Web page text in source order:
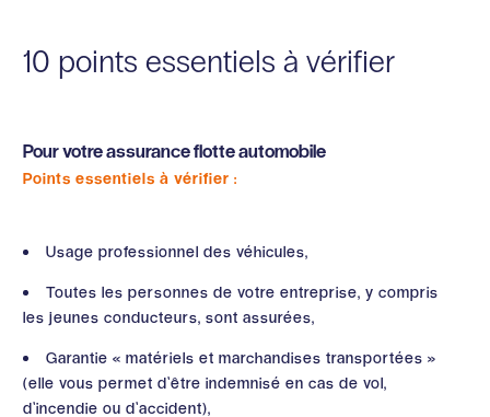
10 points essentiels à vérifier
Pour votre assurance flotte automobile
Points essentiels à vérifier :
Usage professionnel des véhicules,
Toutes les personnes de votre entreprise, y compris
les jeunes conducteurs, sont assurées,
Garantie « matériels et marchandises transportées »
(elle vous permet d’être indemnisé en cas de vol,
d’incendie ou d’accident),